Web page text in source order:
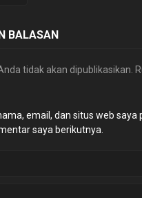
BALASAN
tidak akan dipublikasikan.
email, dan situs web saya
saya berikutnya.